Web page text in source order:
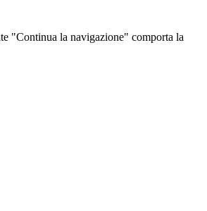
"Continua la navigazione" comporta la